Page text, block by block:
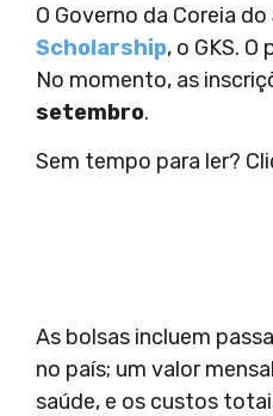
O Governo da Coreia
Scholarship, o GKS.
No momento, as
setembro.
Sem tempo para ler?
As bolsas incluem
no país; um valor
saúde, e os custos